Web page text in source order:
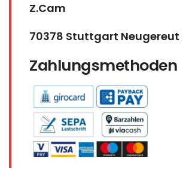
Z.Cam
70378 Stuttgart Neugereut
Zahlungsmethoden